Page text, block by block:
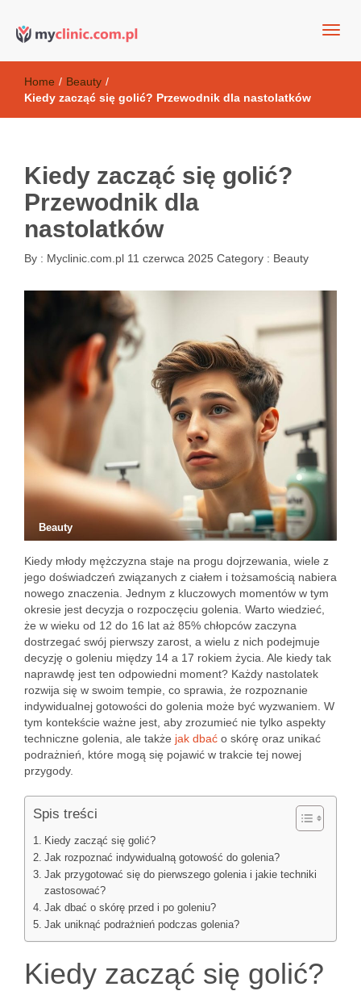
Kosmetyki antyoksydacyjne
Home / Beauty /
Kiedy zacząć się golić? Przewodnik dla nastolatków
Kiedy zacząć się golić?
Przewodnik dla
nastolatków
By : Myclinic.com.pl 11 czerwca 2025 Category : Beauty
Beauty
Kiedy młody mężczyzna staje na progu dojrzewania, wiele z
jego doświadczeń związanych z ciałem i tożsamością nabiera
nowego znaczenia. Jednym z kluczowych momentów w tym
okresie jest decyzja o rozpoczęciu golenia. Warto wiedzieć,
że w wieku od 12 do 16 lat aż 85% chłopców zaczyna
dostrzegać swój pierwszy zarost, a wielu z nich podejmuje
decyzję o goleniu między 14 a 17 rokiem życia. Ale kiedy tak
naprawdę jest ten odpowiedni moment? Każdy nastolatek
rozwija się w swoim tempie, co sprawia, że rozpoznanie
indywidualnej gotowości do golenia może być wyzwaniem. W
tym kontekście ważne jest, aby zrozumieć nie tylko aspekty
techniczne golenia, ale także jak dbać o skórę oraz unikać
podrażnień, które mogą się pojawić w trakcie tej nowej
przygody.
Spis treści
Kiedy zacząć się golić?
Jak rozpoznać indywidualną gotowość do golenia?
Jak przygotować się do pierwszego golenia i jakie techniki
zastosować?
Jak dbać o skórę przed i po goleniu?
Jak uniknąć podrażnień podczas golenia?
Kiedy zacząć się golić?